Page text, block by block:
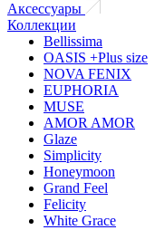
Аксессуары
Коллекции
Bellissima
OASIS +Plus size
NOVA FENIX
EUPHORIA
MUSE
AMOR AMOR
Glaze
Simplicity
Honeymoon
Grand Feel
Felicity
White Grace